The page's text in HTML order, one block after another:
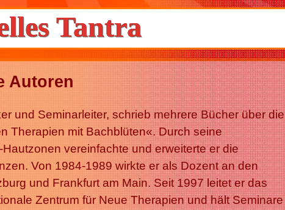
Tantra
Autoren
und Seminarleiter, schrieb mehrere Bücher über die
Therapien mit Bachblüten«. Durch seine
vereinfachte und erweiterte er die
Von 1984-1989 wirkte er als Dozent an den
und Frankfurt am Main. Seit 1997 leitet er das
Zentrum für Neue Therapien und hält Seminare